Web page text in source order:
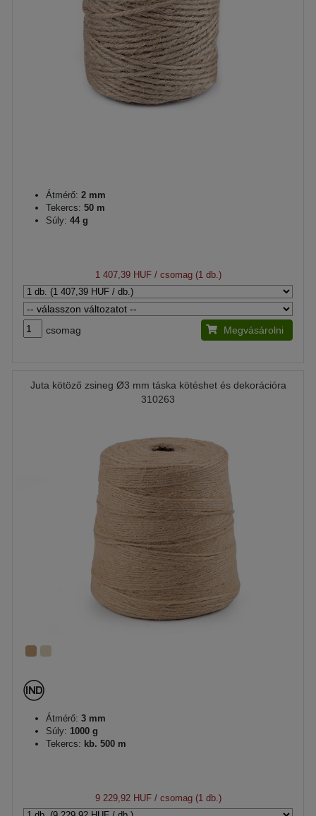
Átmérő: 2 mm
Tekercs: 50 m
Súly: 44 g
1 407,39 HUF/ csomag (1 db.)
csomag Megvásárolni
Juta kötöző zsineg Ø3 mm táska kötéshet és dekorációra
310263
Átmérő: 3 mm
Súly: 1000 g
Tekercs: kb. 500 m
9 229,92 HUF/ csomag (1 db.)